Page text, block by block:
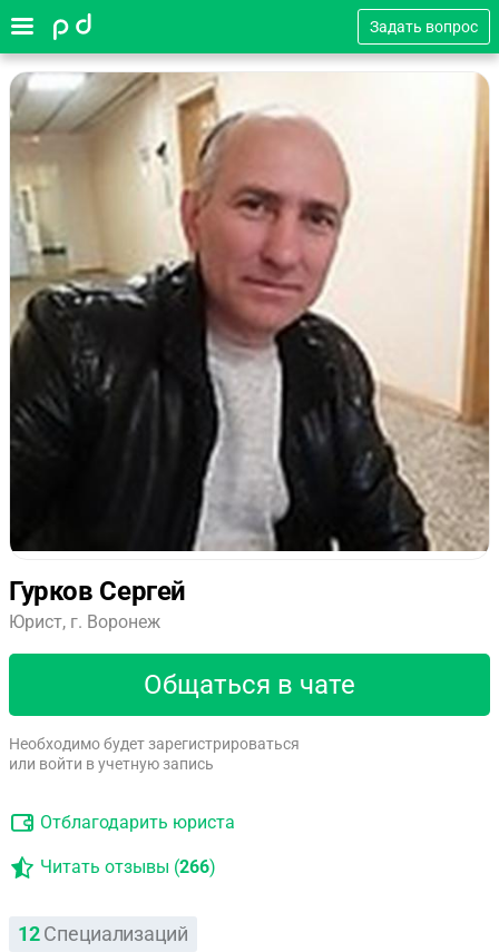
Задать вопрос
Гурков Сергей
Юрист, г. Воронеж
Общаться в чате
Необходимо будет зарегистрироваться
или войти в учетную запись
Отблагодарить юриста
Читать отзывы (266)
12 Специализаций